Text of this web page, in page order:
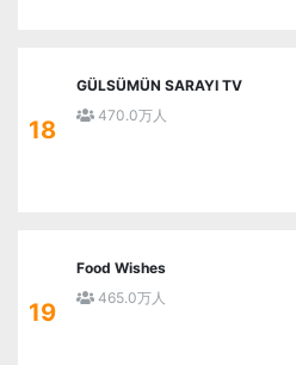
18
GÜLSÜMÜN SARAYI TV
470.0万人
19
Food Wishes
465.0万人